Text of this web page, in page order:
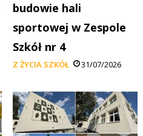
budowie hali
sportowej w Zespole
Szkół nr 4
Z ŻYCIA SZKÓŁ 31/07/2026